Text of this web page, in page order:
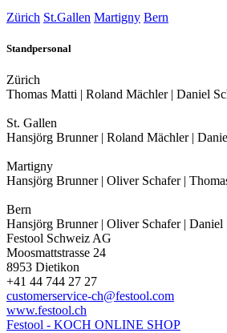
Zürich St.Gallen Martigny Bern
Standpersonal
Zürich
Thomas Matti | Roland Mächler | Daniel
St. Gallen
Hansjörg Brunner | Roland Mächler |
Martigny
Hansjörg Brunner | Oliver Schafer |
Bern
Hansjörg Brunner | Oliver Schafer | Daniel
Festool Schweiz AG
Moosmattstrasse 24
8953 Dietikon
+41 44 744 27 27
customerservice-ch@festool.com
www.festool.ch
Festool - KOCH ONLINE SHOP